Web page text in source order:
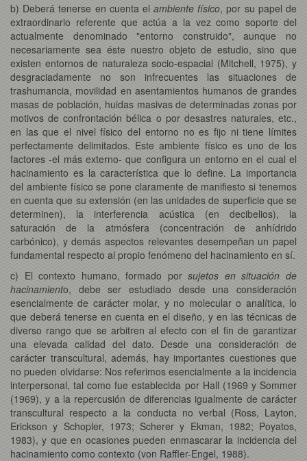
b) Deberá tenerse en cuenta elambiente físico, por su papel de
extraordinario referente que actúa a la vez como soporte del
actualmente denominado "entorno construido", aunque no
necesariamente sea éste nuestro objeto de estudio, sino que
existen entornos de naturaleza socio-espacial (Mitchell, 1975), y
desgraciadamente no son infrecuentes las situaciones de
trashumancia, movilidad en asentamientos humanos de grandes
masas de población, huidas masivas de determinadas zonas por
motivos de confrontación bélica o por desastres naturales, etc.,
en las que el nivel físico del entorno no es fijo ni tiene límites
perfectamente delimitados. Este ambiente físico es uno de los
factores -el más externo- que configura un entorno en el cual el
hacinamiento es la característica que lo define. La importancia
del ambiente físico se pone claramente de manifiesto si tenemos
en cuenta que su extensión (en las unidades de superficie que se
determinen), la interferencia acústica (en decibelios), la
saturación de la atmósfera (concentración de anhídrido
carbónico), y demás aspectos relevantes desempeñan un papel
fundamental respecto al propio fenómeno del hacinamiento en sí.
c) El contexto humano, formado porsujetos en situación de
hacinamiento, debe ser estudiado desde una consideración
esencialmente de carácter molar, y no molecular o analítica, lo
que deberá tenerse en cuenta en el diseño, y en las técnicas de
diverso rango que se arbitren al efecto con el fin de garantizar
una elevada calidad del dato. Desde una consideración de
carácter transcultural, además, hay importantes cuestiones que
no pueden olvidarse: Nos referimos esencialmente a la incidencia
interpersonal, tal como fue establecida por Hall (1969 y Sommer
(1969), y a la repercusión de diferencias igualmente de carácter
transcultural respecto a la conducta no verbal (Ross, Layton,
Erickson y Schopler, 1973; Scherer y Ekman, 1982; Poyatos,
1983), y que en ocasiones pueden enmascarar la incidencia del
hacinamiento como contexto (von Raffler-Engel, 1988).